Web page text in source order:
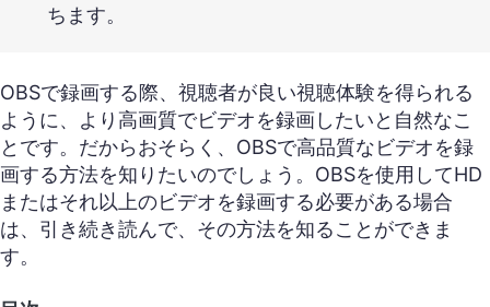
ちます。
OBSで録画する際、視聴者が良い視聴体験を得られる
ように、より高画質でビデオを録画したいと自然なこ
とです。だからおそらく、OBSで高品質なビデオを録
画する方法を知りたいのでしょう。OBSを使用してHD
またはそれ以上のビデオを録画する必要がある場合
は、引き続き読んで、その方法を知ることができま
す。